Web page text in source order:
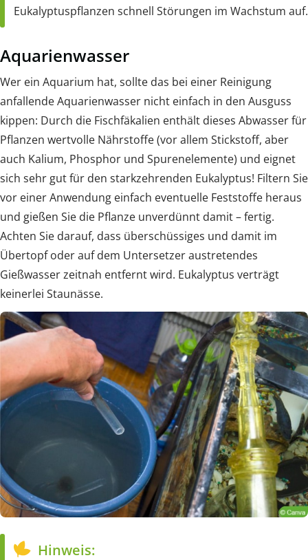
Eukalyptuspflanzen schnell Störungen im Wachstum auf.
Aquarienwasser
Wer ein Aquarium hat, sollte das bei einer Reinigung
anfallende Aquarienwasser nicht einfach in den Ausguss
kippen: Durch die Fischfäkalien enthält dieses Abwasser für
Pflanzen wertvolle Nährstoffe (vor allem Stickstoff, aber
auch Kalium, Phosphor und Spurenelemente) und eignet
sich sehr gut für den starkzehrenden Eukalyptus! Filtern Sie
vor einer Anwendung einfach eventuelle Feststoffe heraus
und gießen Sie die Pflanze unverdünnt damit – fertig.
Achten Sie darauf, dass überschüssiges und damit im
Übertopf oder auf dem Untersetzer austretendes
Gießwasser zeitnah entfernt wird. Eukalyptus verträgt
keinerlei Staunässe.
Hinweis: